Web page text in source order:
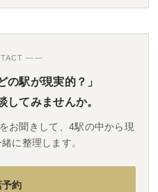
——
の駅が現実的？」
してみませんか。
お聞きして、4駅の中から現
に整理します。
約